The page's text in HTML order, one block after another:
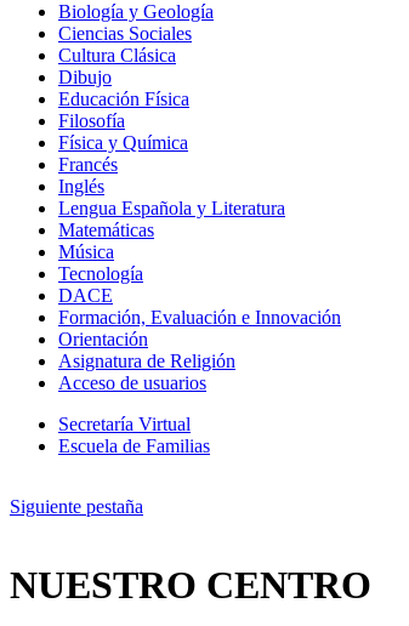
Biología y Geología
Ciencias Sociales
Cultura Clásica
Dibujo
Educación Física
Filosofía
Física y Química
Francés
Inglés
Lengua Española y Literatura
Matemáticas
Música
Tecnología
DACE
Formación, Evaluación e Innovación
Orientación
Asignatura de Religión
Acceso de usuarios
Secretaría Virtual
Escuela de Familias
Siguiente pestaña
NUESTRO CENTRO